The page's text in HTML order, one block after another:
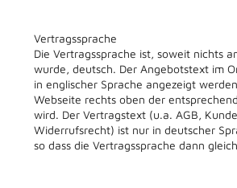
Vertragssprache
Die Vertragssprache ist, soweit nichts
wurde, deutsch. Der Angebotstext im
in englischer Sprache angezeigt
Webseite rechts oben der
wird. Der Vertragstext (u.a. AGB,
Widerrufsrecht) ist nur in deutscher
so dass die Vertragssprache dann